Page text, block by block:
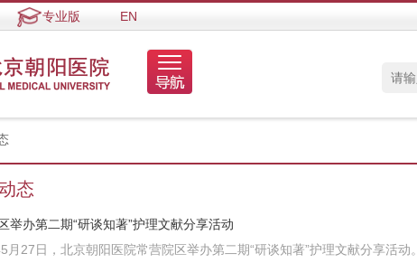
专业版 EN
态
举办第二期“研谈知著”护理文献分享活动
月27日，北京朝阳医院常营院区举办第二期“研谈知著”护理文献分享活动